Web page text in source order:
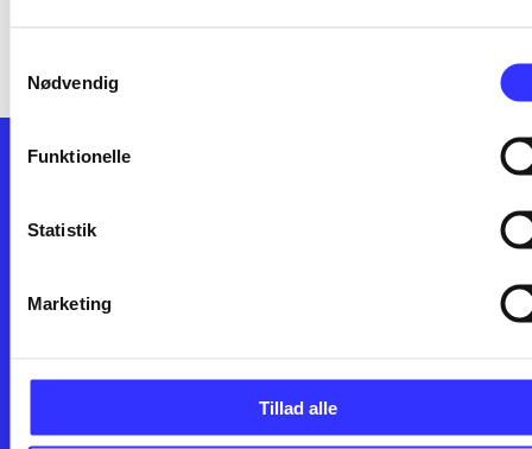
Nødvendig
Funktionelle
Statistik
Marketing
Tillad alle
Contact us
Film